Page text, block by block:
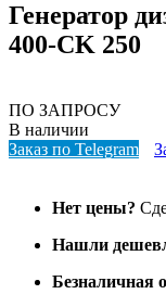
Генератор
400-CK 250
ПО ЗАПРОСУ
В наличии
Заказ по Telegram
Нет цены?
Нашли
Безналичная